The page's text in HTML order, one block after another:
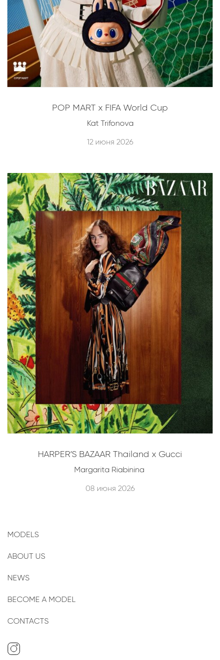
POP MART x FIFA World Cup
Kat Trifonova
12 июня 2026
HARPER’S BAZAAR Thailand x Gucci
Margarita Riabinina
08 июня 2026
MODELS
ABOUT US
NEWS
BECOME A MODEL
CONTACTS